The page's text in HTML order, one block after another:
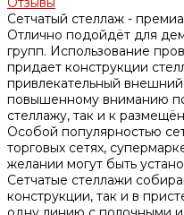
Сетчатый стеллаж -
Отлично подойдёт для
групп. Использование
придает конструкции
привлекательный
повышенному вниманию
стеллажу, так и к
Особой популярностью
торговых сетях,
желании могут быть
Сетчатые стеллажи
конструкции, так и в